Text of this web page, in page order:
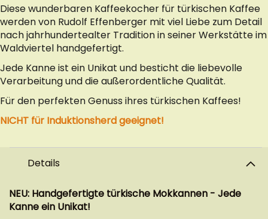
Diese wunderbaren Kaffeekocher für türkischen Kaffee
werden von Rudolf Effenberger mit viel Liebe zum Detail
nach jahrhundertealter Tradition in seiner Werkstätte im
Waldviertel handgefertigt.
Jede Kanne ist ein Unikat und besticht die liebevolle
Verarbeitung und die außerordentliche Qualität.
Für den perfekten Genuss ihres türkischen Kaffees!
NICHT für Induktionsherd geeignet!
Details
NEU: Handgefertigte türkische Mokkannen - Jede
Kanne ein Unikat!